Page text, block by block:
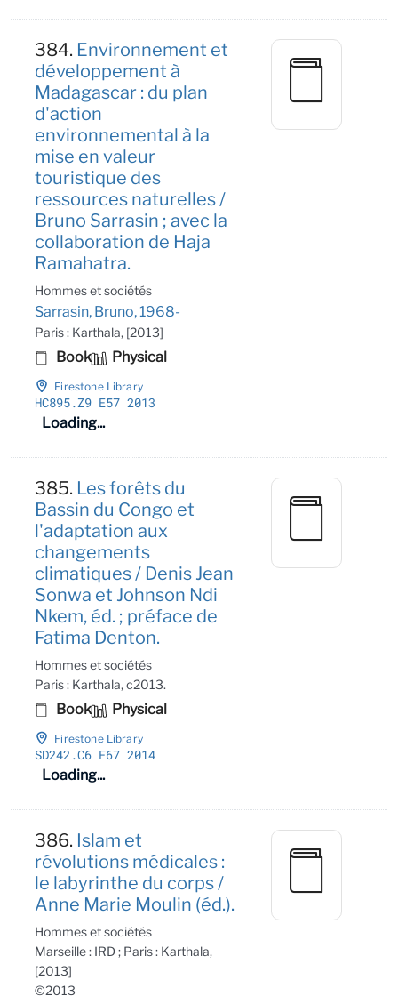
384. Environnement et
développement à
Madagascar : du plan
d'action
environnemental à la
mise en valeur
touristique des
ressources naturelles /
Bruno Sarrasin ; avec la
collaboration de Haja
Ramahatra.
Hommes et sociétés
Sarrasin, Bruno, 1968-
Paris : Karthala, [2013]
Book Physical
Firestone Library
HC895.Z9 E57 2013
Loading...
385. Les forêts du
Bassin du Congo et
l'adaptation aux
changements
climatiques / Denis Jean
Sonwa et Johnson Ndi
Nkem, éd. ; préface de
Fatima Denton.
Hommes et sociétés
Paris : Karthala, c2013.
Book Physical
Firestone Library
SD242.C6 F67 2014
Loading...
386. Islam et
révolutions médicales :
le labyrinthe du corps /
Anne Marie Moulin (éd.).
Hommes et sociétés
Marseille : IRD ; Paris : Karthala,
[2013]
©2013